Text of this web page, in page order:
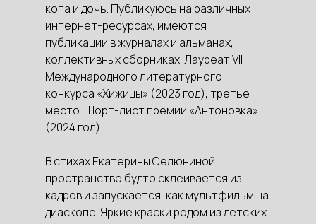
кота и дочь. Публикуюсь на различных
интернет-ресурсах, имеются
публикации в журналах и альманах,
коллективных сборниках. Лауреат VII
Международного литературного
конкурса «Хижицы» (2023 год), третье
место. Шорт-лист премии «Антоновка»
(2024 год).
В стихах Екатерины Селюниной
пространство будто склеивается из
кадров и запускается, как мультфильм на
диаскопе. Яркие краски родом из детских